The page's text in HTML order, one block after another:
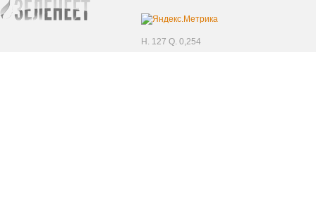
H. 127 Q. 0,254